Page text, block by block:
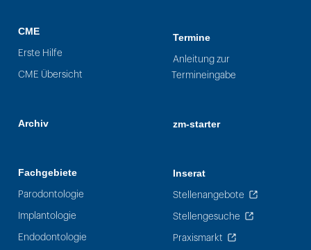
CME
Erste Hilfe
CME Übersicht
Archiv
Fachgebiete
Parodontologie
Implantologie
Endodontologie
Termine
Anleitung zur
Termineingabe
zm-starter
Inserat
Stellenangebote
Stellengesuche
Praxismarkt